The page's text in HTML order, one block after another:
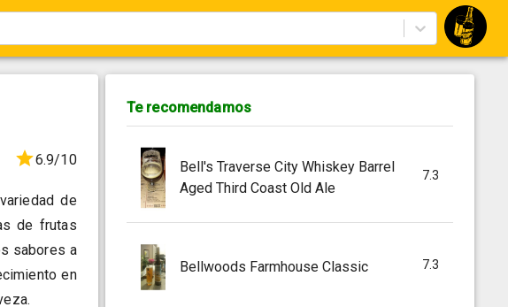
6.9/10
de
de frutas
sabores a
en
Te recomendamos
Bell's Traverse City Whiskey Barrel
Aged Third Coast Old Ale
7.3
Bellwoods Farmhouse Classic 7.3